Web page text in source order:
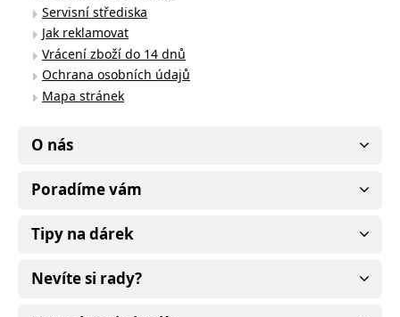
Servisní střediska
Jak reklamovat
Vrácení zboží do 14 dnů
Ochrana osobních údajů
Mapa stránek
O nás
Poradíme vám
Tipy na dárek
Nevíte si rady?